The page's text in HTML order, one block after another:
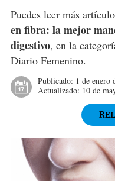
Puedes leer más
en fibra: la mejor
digestivo, en la
Diario Femenino.
Publicado: 1 de enero
Actualizado: 10 de